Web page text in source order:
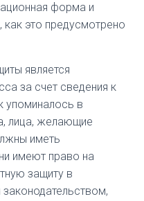
форма и
как это предусмотрено
является
за счет сведения к
упоминалось в
лица, желающие
иметь
имеют право на
защиту в